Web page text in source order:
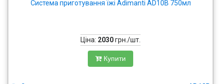
Система приготування їжі Adimanti AD10B 750мл
Ціна: 2030грн./шт.
Купити